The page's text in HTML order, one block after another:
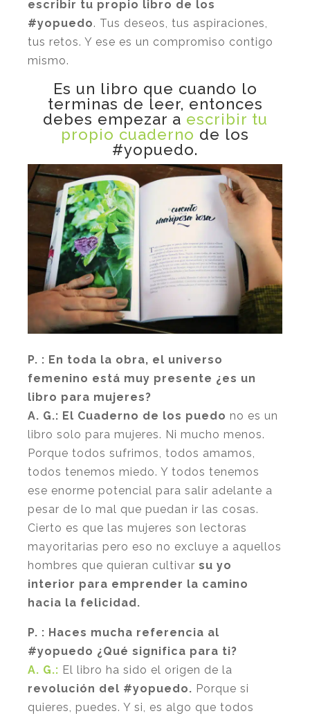
escribir tu propio libro de los
#yopuedo. Tus deseos, tus aspiraciones,
tus retos. Y ese es un compromiso contigo
mismo.
Es un libro que cuando lo
terminas de leer, entonces
debes empezar a escribir tu
propio cuaderno de los
#yopuedo.
P. : En toda la obra, el universo
femenino está muy presente ¿es un
libro para mujeres?
A. G.: El Cuaderno de los puedo no es un
libro solo para mujeres. Ni mucho menos.
Porque todos sufrimos, todos amamos,
todos tenemos miedo. Y todos tenemos
ese enorme potencial para salir adelante a
pesar de lo mal que puedan ir las cosas.
Cierto es que las mujeres son lectoras
mayoritarias pero eso no excluye a aquellos
hombres que quieran cultivar su yo
interior para emprender la camino
hacia la felicidad.
P. : Haces mucha referencia al
#yopuedo ¿Qué significa para ti?
A. G.: El libro ha sido el origen de la
revolución del #yopuedo. Porque si
quieres, puedes. Y si, es algo que todos